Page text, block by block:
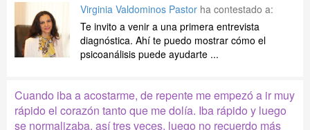
Virginia Valdominos Pastor ha contestado a:
Te invito a venir a una primera entrevista
diagnóstica. Ahí te puedo mostrar cómo el
psicoanálisis puede ayudarte ...
Cuando iba a acostarme, de repente me empezó a ir muy
rápido el corazón tanto que me dolía. Iba rápido y luego
se normalizaba, así tres veces, luego no recuerdo más